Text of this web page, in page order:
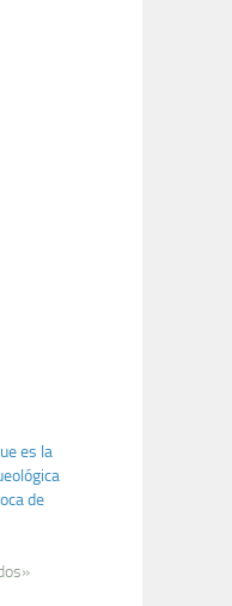
es la
de